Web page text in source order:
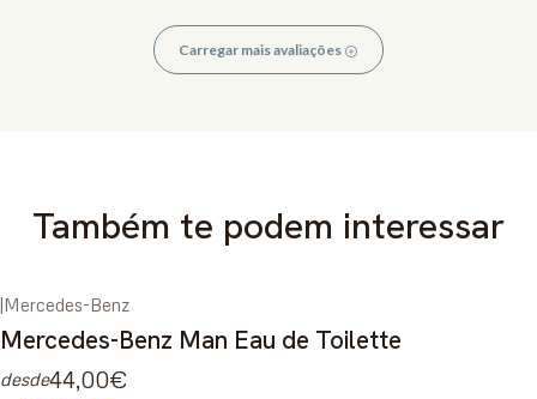
Carregar mais avaliações
Também te podem interessar
|Mercedes-Benz
Mercedes-Benz Man Eau de Toilette
desde44,00€